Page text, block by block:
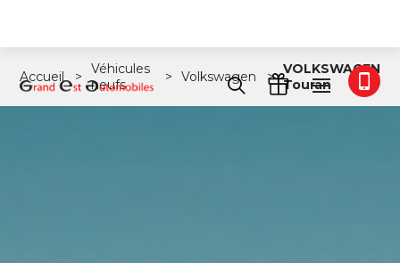
Accueil
Véhicules
neufs
Volkswagen
VOLKSWAGEN
Touran